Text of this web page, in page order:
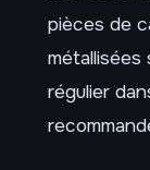
pièces de
régulier